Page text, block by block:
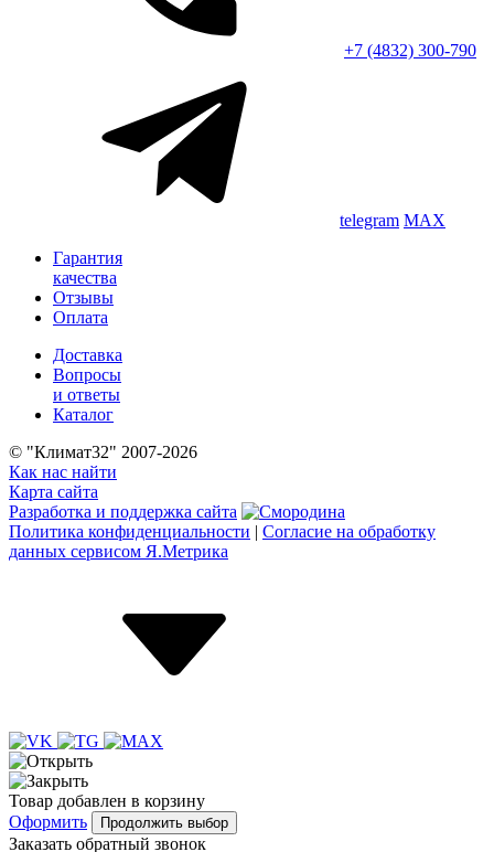
+7 (4832) 300-790
telegram MAX
Гарантия
качества
Отзывы
Оплата
Доставка
Вопросы
и ответы
Каталог
© "Климат32" 2007-2026
Как нас найти
Карта сайта
Разработка и поддержка сайта
Политика конфиденциальности | Согласие на обработку
данных сервисом Я.Метрика
Товар добавлен в корзину
Оформить
Продолжить выбор
Заказать обратный звонок